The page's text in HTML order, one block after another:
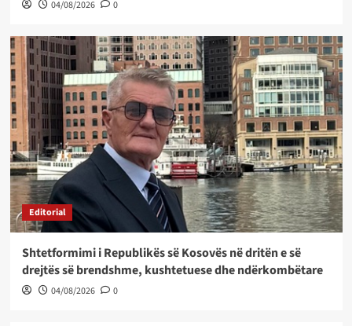
04/08/2026 0
Editorial
Shtetformimi i Republikës së Kosovës në dritën e së
drejtës së brendshme, kushtetuese dhe ndërkombëtare
04/08/2026 0